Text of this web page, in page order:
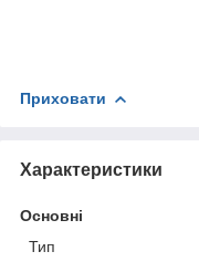
Приховати
Характеристики
Основні
Тип